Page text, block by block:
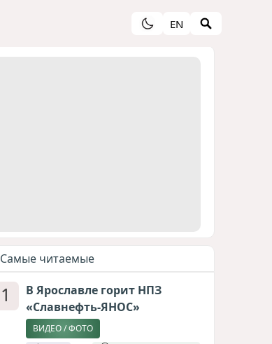
EN
Cамые читаемые
1
В Ярославле горит НПЗ
«Славнефть-ЯНОС»
ВИДЕО / ФОТО